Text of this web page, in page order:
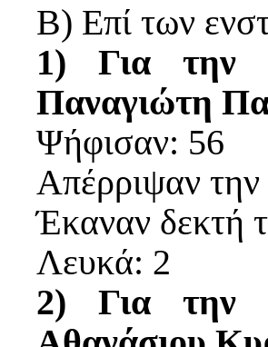
Β) Επί των
1) Για την
Παναγιώτη
Ψήφισαν: 56
Απέρριψαν
Έκαναν δεκτή
Λευκά: 2
2) Για την